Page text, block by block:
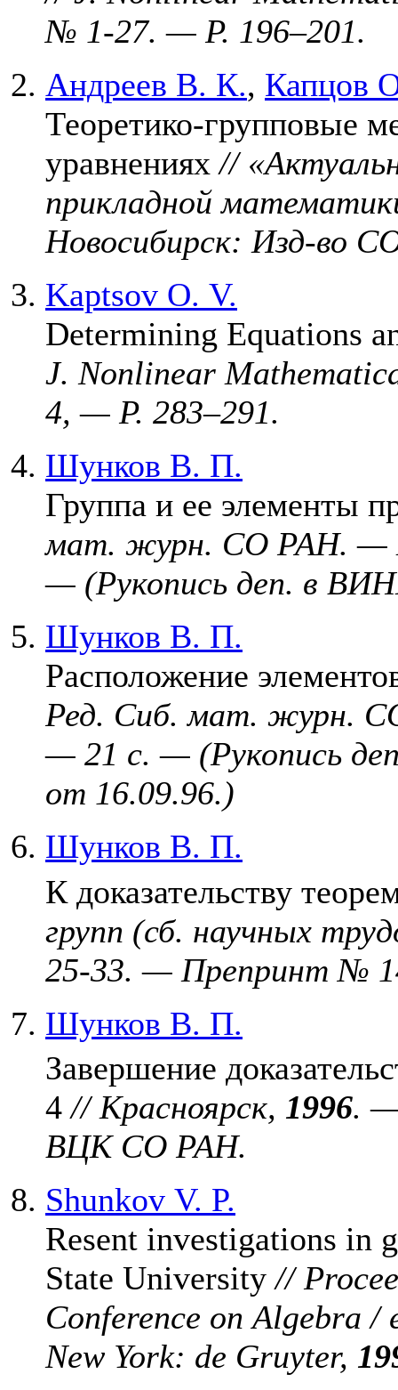
№ 1-27. — P. 196–201.
Андреев В. К., Капцов
Теоретико-групповые
уравнениях//
прикладной
Новосибирск: Изд-во
Kaptsov O. V.
Determining Equations
J. Nonlinear
4, — P. 283–291.
Шунков В. П.
Группа и ее элементы
мат. журн. СО РАН. —
— (Рукопись деп. в
Шунков В. П.
Расположение
Ред. Сиб. мат. журн.
— 21 с. — (Рукопись
от 16.09.96.)
Шунков В. П.
К доказательству
групп (сб. научных
25-33. — Препринт №
Шунков В. П.
Завершение
4// Красноярск, 1996.
ВЦК СО РАН.
Shunkov V. P.
Resent investigations in
State University//
Conference on Algebra
New York: de Gruyter,